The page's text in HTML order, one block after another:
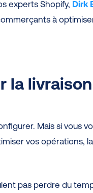
experts Shopify, Dirk
à
la
Mais si vous
vos opérations,
pas perdre du